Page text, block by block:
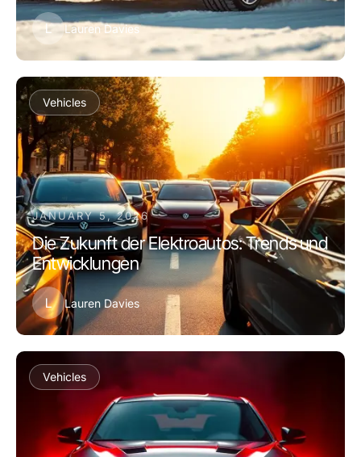
L Lauren Davies
Vehicles
JANUARY 5, 2026
Die Zukunft der Elektroautos: Trends und
Entwicklungen
L Lauren Davies
Vehicles